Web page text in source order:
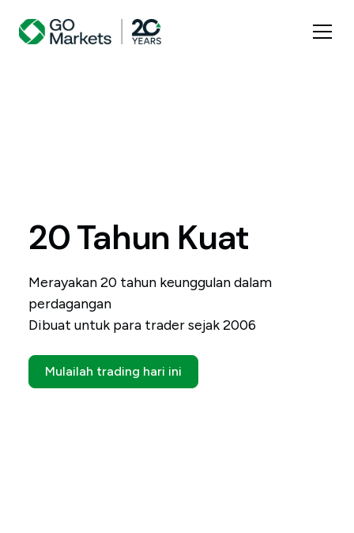
20 Tahun Kuat
Merayakan 20 tahun keunggulan dalam
perdagangan
Dibuat untuk para trader sejak 2006
Mulailah trading hari ini